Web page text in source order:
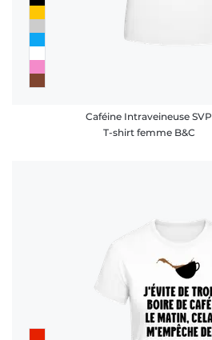
Caféine Intraveineuse SVP
T-shirt femme B&C